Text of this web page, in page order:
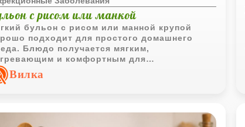
с рисом или манкой
бульон с рисом или манной крупой
подходит для простого домашнего
Блюдо получается мягким,
и комфортным для
питания.
Вилка